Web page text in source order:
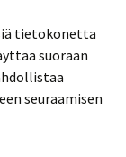
tietokonetta
suoraan
seuraamisen